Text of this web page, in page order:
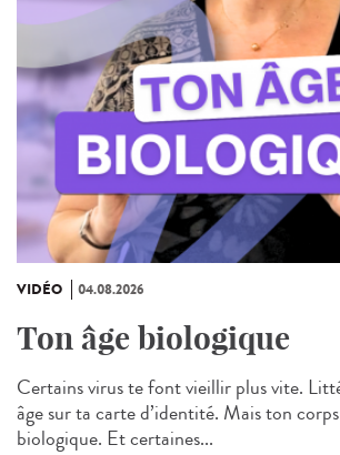
VIDÉO 04.08.2026
Ton âge biologique
Certains virus te font vieillir plus vite.
âge sur ta carte d’identité. Mais ton
biologique. Et certaines...